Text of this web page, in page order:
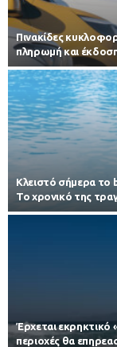
Πινακίδες
πληρωμή και
Κλειστό σήμερα το
Το χρονικό της
Έρχεται εκρηκτικό
περιοχές θα